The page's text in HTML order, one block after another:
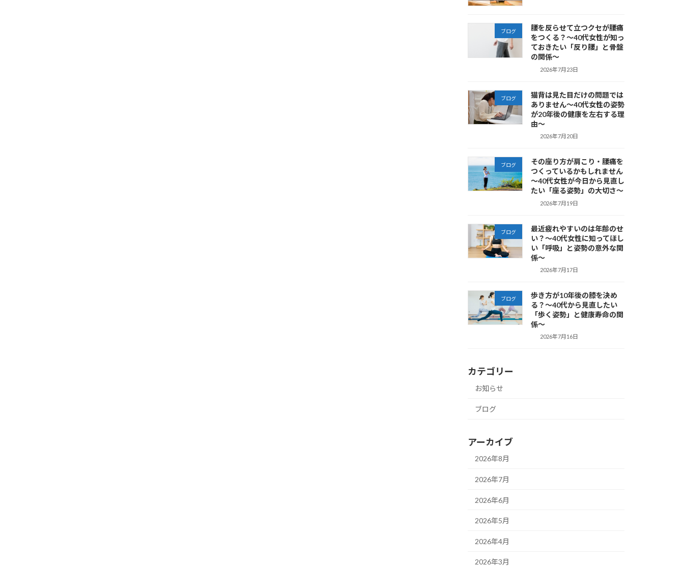
ブログ
腰を反らせて立つクセが腰痛
をつくる？～40代女性が知っ
ておきたい「反り腰」と骨盤
の関係～
2026年7月23日
ブログ
猫背は見た目だけの問題では
ありません～40代女性の姿勢
が20年後の健康を左右する理
由～
2026年7月20日
ブログ
その座り方が肩こり・腰痛を
つくっているかもしれません
～40代女性が今日から見直し
たい「座る姿勢」の大切さ～
2026年7月19日
ブログ
最近疲れやすいのは年齢のせ
い？～40代女性に知ってほし
い「呼吸」と姿勢の意外な関
係～
2026年7月17日
ブログ
歩き方が10年後の膝を決め
る？～40代から見直したい
「歩く姿勢」と健康寿命の関
係～
2026年7月16日
カテゴリー
お知らせ
ブログ
アーカイブ
2026年8月
2026年7月
2026年6月
2026年5月
2026年4月
2026年3月